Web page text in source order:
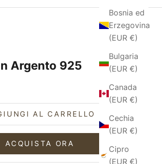
Bosnia ed
Erzegovina
(EUR €)
Bulgaria
(EUR €)
Canada
(EUR €)
Cechia
(EUR €)
Cipro
(EUR €)
Argento 925
AL CARRELLO
ACQUISTA ORA